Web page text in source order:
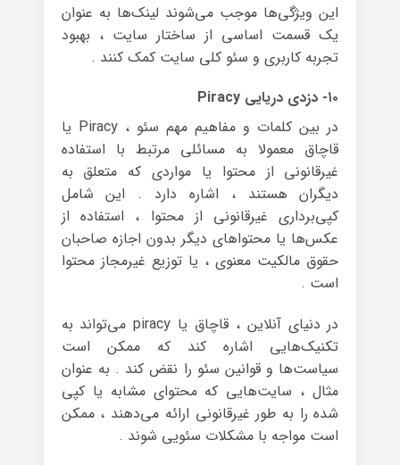
این ویژگی‌ها موجب می‌شوند لینک‌ها به عنوان
یک قسمت اساسی از ساختار سایت ، بهبود
تجربه کاربری و سئو کلی سایت کمک کنند .
۱۰- دزدی دریایی Piracy
در بین کلمات و مفاهیم مهم سئو ، Piracy یا
قاچاق معمولا به مسائلی مرتبط با استفاده
غیرقانونی از محتوا یا مواردی که متعلق به
دیگران هستند ، اشاره دارد . این شامل
کپی‌برداری غیرقانونی از محتوا ، استفاده از
عکس‌ها یا محتواهای دیگر بدون اجازه صاحبان
حقوق مالکیت معنوی ، یا توزیع غیرمجاز محتوا
است .
در دنیای آنلاین ، قاچاق یا piracy می‌تواند به
تکنیک‌هایی اشاره کند که ممکن است
سیاست‌ها و قوانین سئو را نقض کند . به عنوان
مثال ، سایت‌هایی که محتوای مشابه یا کپی
شده را به طور غیرقانونی ارائه می‌دهند ، ممکن
است مواجه با مشکلات سئویی شوند .